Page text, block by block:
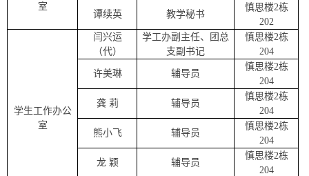
室
谭续英 教学秘书
慎思楼2栋
202
学生工作办公
室
闫兴运
（代）
学工办副主任、团总
支副书记
慎思楼2栋
204
许美琳 辅导员
慎思楼2栋
204
龚 莉 辅导员
慎思楼2栋
204
熊小飞 辅导员
慎思楼2栋
204
龙 颖 辅导员
慎思楼2栋
204